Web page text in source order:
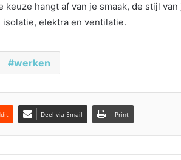
hangt af van je smaak, de stijl van
elektra en ventilatie.
werken
Deel via Email Print